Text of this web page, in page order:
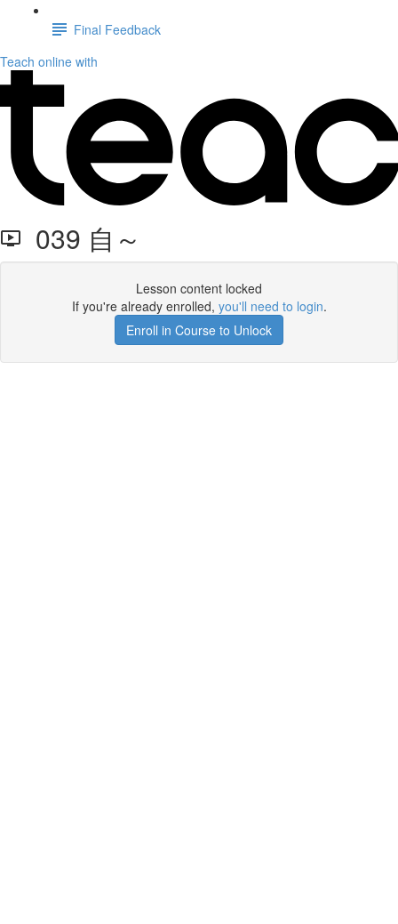
Final Feedback
Teach online with
039 自～
Lesson content locked
If you're already enrolled, you'll need to login.
Enroll in Course to Unlock